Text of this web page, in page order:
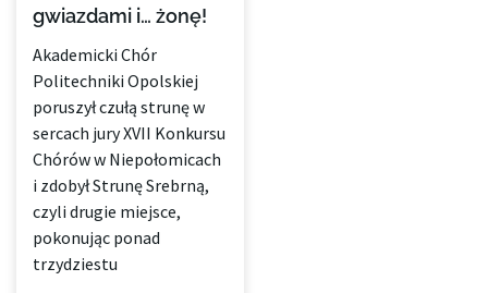
gwiazdami i… żonę!
Akademicki Chór
Politechniki Opolskiej
poruszył czułą strunę w
sercach jury XVII Konkursu
Chórów w Niepołomicach
i zdobył Strunę Srebrną,
czyli drugie miejsce,
pokonując ponad
trzydziestu